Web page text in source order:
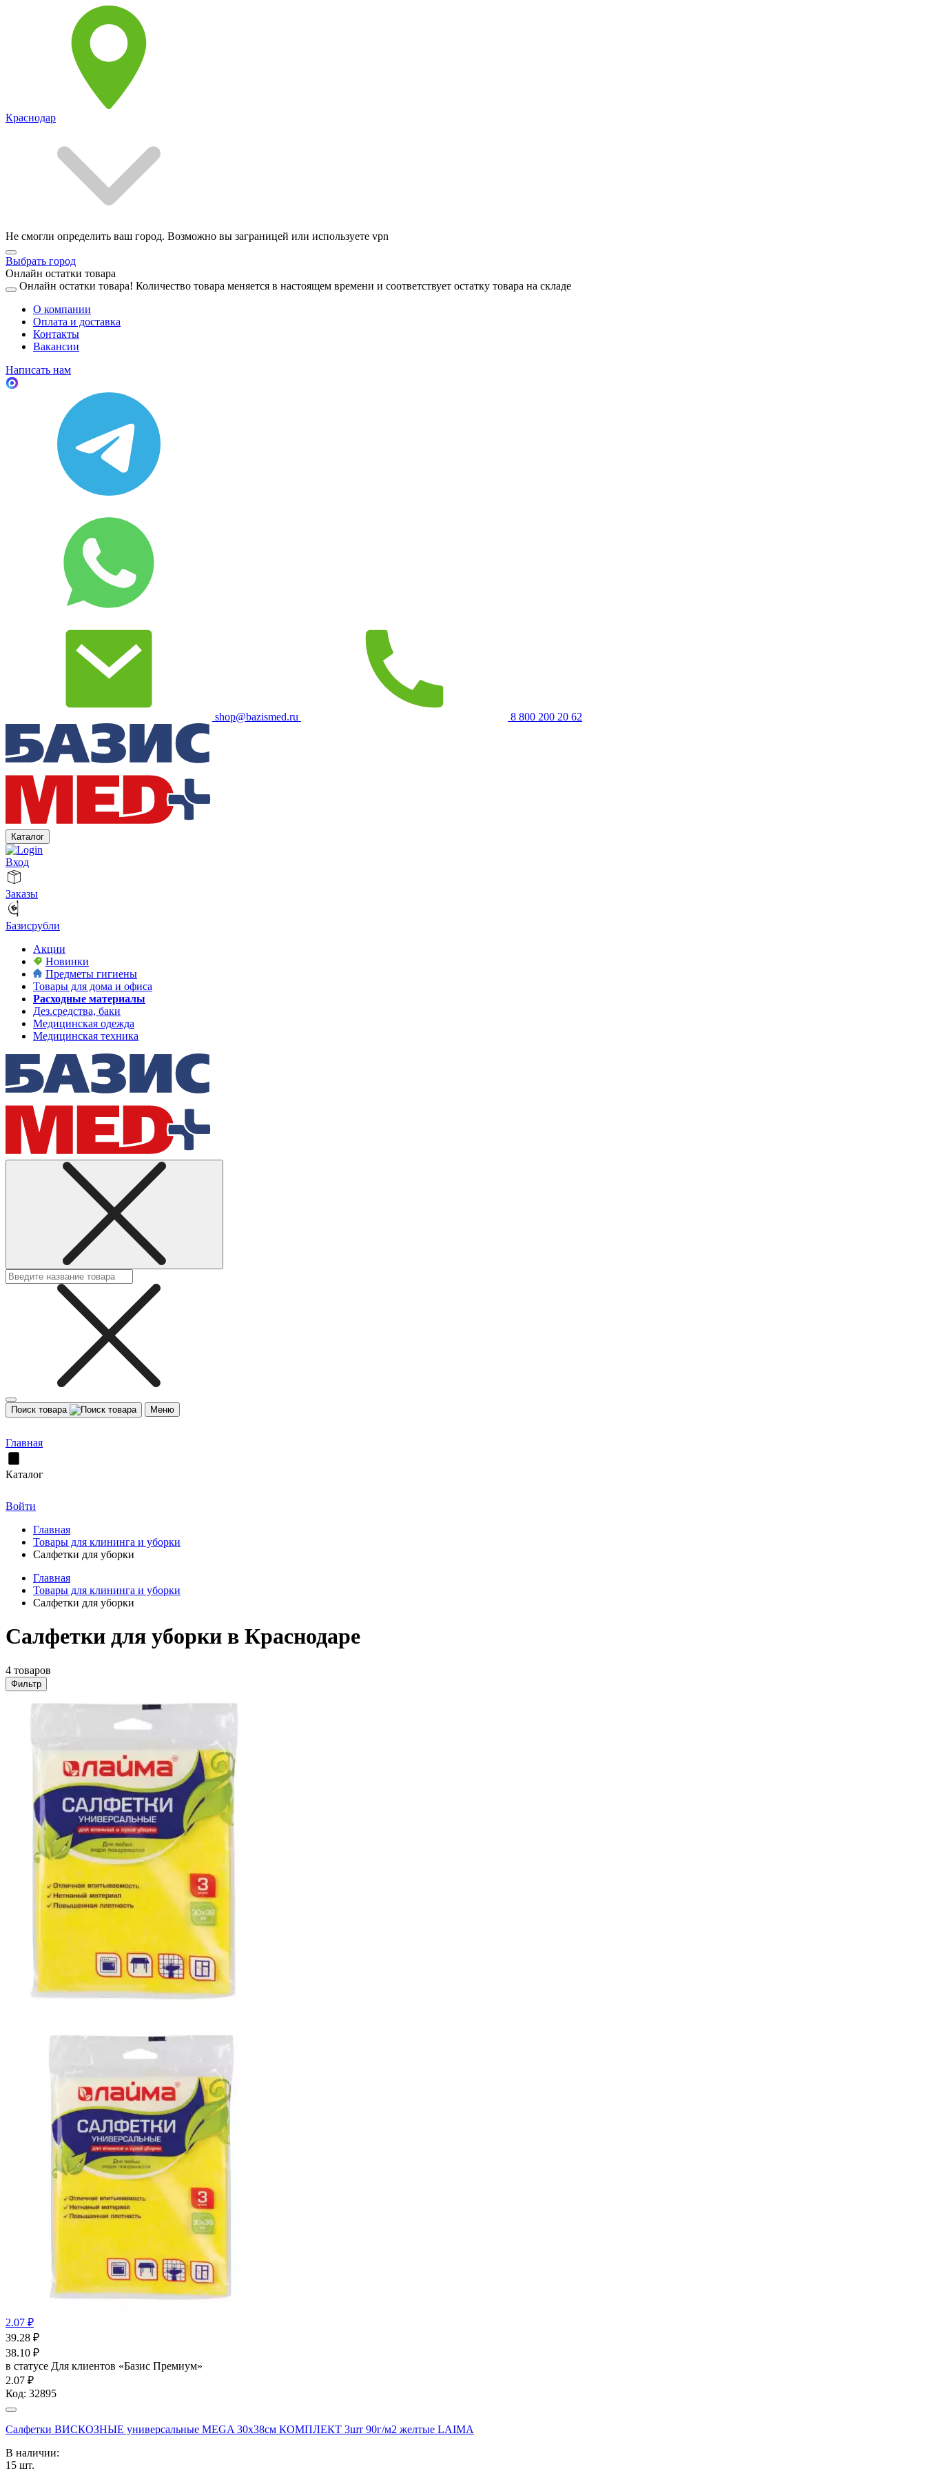
Краснодар
Не смогли определить ваш город. Возможно вы заграницей или используете vpn
Выбрать город
Онлайн остатки товара
Онлайн остатки товара! Количество товара меняется в настоящем времени и соответствует остатку товара на складе
О компании
Оплата и доставка
Контакты
Вакансии
Написать нам
shop@bazismed.ru 8 800 200 20 62
Каталог
Вход
Заказы
Базисрубли
Акции
Новинки
Предметы гигиены
Товары для дома и офиса
Расходные материалы
Дез.средства, баки
Медицинская одежда
Медицинская техника
Поиск товара Меню
Главная
Каталог
Войти
Главная
Товары для клининга и уборки
Салфетки для уборки
Главная
Товары для клининга и уборки
Салфетки для уборки
Салфетки для уборки в Краснодаре
4 товаров
Фильтр
2.07 ₽
39.28 ₽
38.10 ₽
в статусе Для клиентов «Базис Премиум»
2.07 ₽
Код: 32895
Салфетки ВИСКОЗНЫЕ универсальные MEGA 30х38см КОМПЛЕКТ 3шт 90г/м2 желтые LAIMA
В наличии:
15 шт.